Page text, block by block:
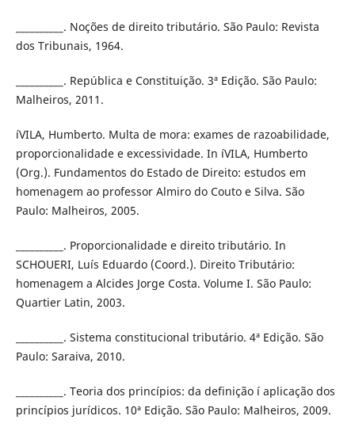
__________. Noções de direito tributário. São Paulo: Revista
dos Tribunais, 1964.
__________. República e Constituição. 3ª Edição. São Paulo:
Malheiros, 2011.
íVILA, Humberto. Multa de mora: exames de razoabilidade,
proporcionalidade e excessividade. In íVILA, Humberto
(Org.). Fundamentos do Estado de Direito: estudos em
homenagem ao professor Almiro do Couto e Silva. São
Paulo: Malheiros, 2005.
__________. Proporcionalidade e direito tributário. In
SCHOUERI, Luí­s Eduardo (Coord.). Direito Tributário:
homenagem a Alcides Jorge Costa. Volume I. São Paulo:
Quartier Latin, 2003.
__________. Sistema constitucional tributário. 4ª Edição. São
Paulo: Saraiva, 2010.
__________. Teoria dos princí­pios: da definição í aplicação dos
princí­pios jurí­dicos. 10ª Edição. São Paulo: Malheiros, 2009.